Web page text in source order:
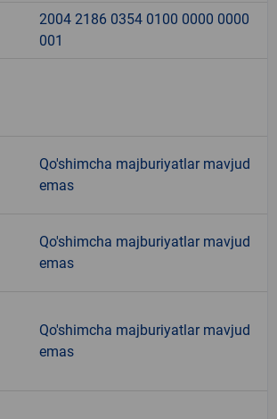
2004 2186 0354 0100 0000 0000
001
Qo'shimcha majburiyatlar mavjud
emas
Qo'shimcha majburiyatlar mavjud
emas
Qo'shimcha majburiyatlar mavjud
emas